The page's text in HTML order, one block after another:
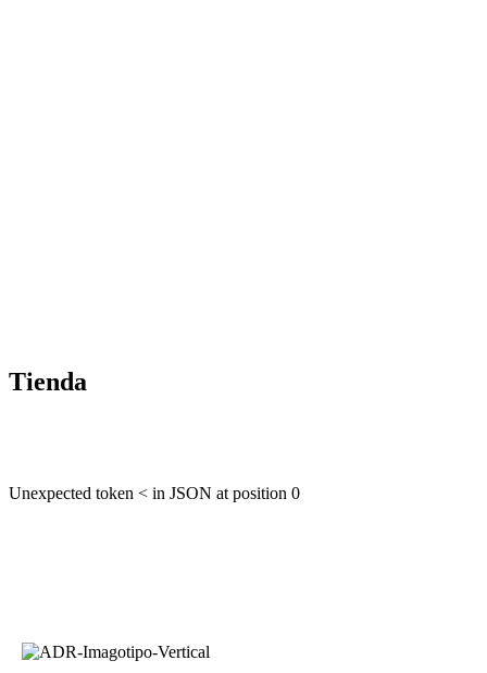
Tienda
Unexpected token < in JSON at position 0